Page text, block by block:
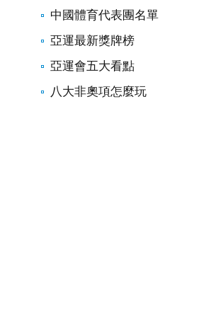
中國體育代表團名單
亞運最新獎牌榜
亞運會五大看點
八大非奧項怎麼玩